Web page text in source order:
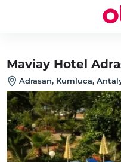
Maviay Hotel
Adrasan, Kumluca,